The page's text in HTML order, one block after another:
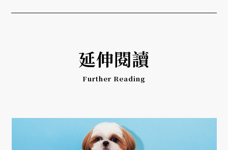
延伸閱讀
Further Reading